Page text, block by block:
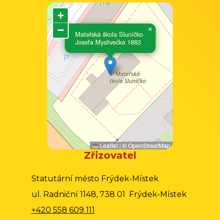
Mateřská škola Sluníčko
Josefa Myslivečka 1883
×
+
−
Leaflet | ©OpenStreetMap
Zřizovatel
Statutární město Frýdek-Místek
ul. Radniční 1148, 738 01 Frýdek-Místek
+420 558 609 111